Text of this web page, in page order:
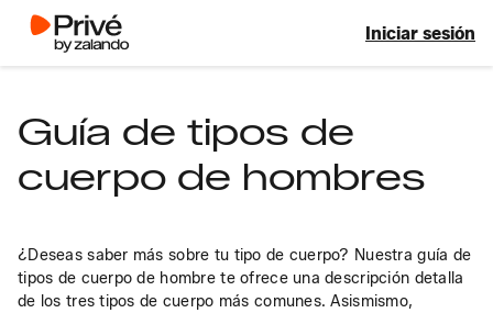
Iniciar sesión
Guía de tipos de
cuerpo de hombres
¿Deseas saber más sobre tu tipo de cuerpo? Nuestra guía de
tipos de cuerpo de hombre te ofrece una descripción detalla
de los tres tipos de cuerpo más comunes. Asismismo,